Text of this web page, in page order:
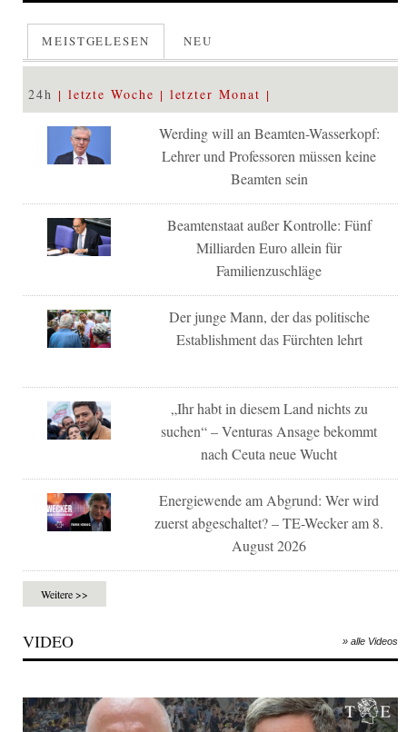
MEISTGELESEN NEU
24h letzte Woche letzter Monat
Werding will an Beamten-Wasserkopf:
Lehrer und Professoren müssen keine
Beamten sein
Beamtenstaat außer Kontrolle: Fünf
Milliarden Euro allein für
Familienzuschläge
Der junge Mann, der das politische
Establishment das Fürchten lehrt
„Ihr habt in diesem Land nichts zu
suchen“ – Venturas Ansage bekommt
nach Ceuta neue Wucht
Energiewende am Abgrund: Wer wird
zuerst abgeschaltet? – TE-Wecker am 8.
August 2026
Weitere >>
VIDEO » alle Videos